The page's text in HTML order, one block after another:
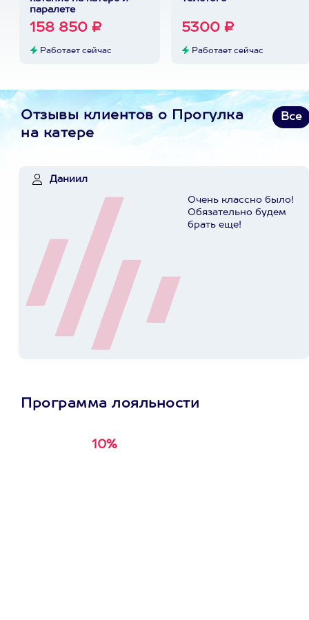
паралете
158 850 ₽
Работает сейчас
5300 ₽
Работает сейчас
Отзывы клиентов о Прогулка
на катере
Все
Даниил
Очень классно было!
Обязательно будем
брать еще!
Программа лояльности
10%